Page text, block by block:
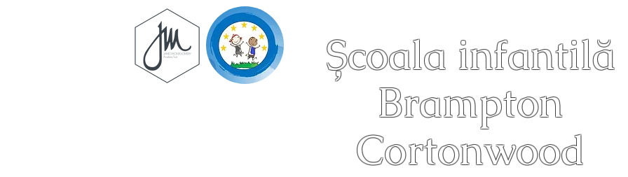
Școala infantilă
Brampton
Cortonwood